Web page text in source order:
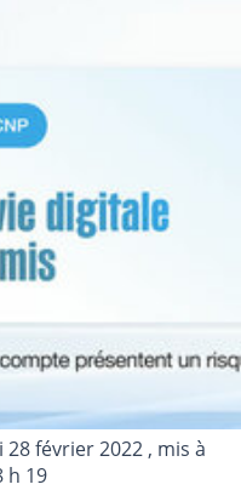
28 février 2022 , mis à
h 19